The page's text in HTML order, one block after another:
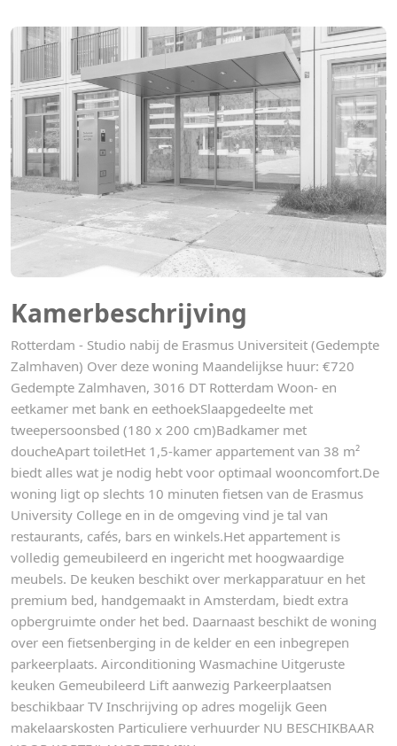
Kamerbeschrijving
Rotterdam - Studio nabij de Erasmus Universiteit (Gedempte
Zalmhaven) Over deze woning Maandelijkse huur: €720
Gedempte Zalmhaven, 3016 DT Rotterdam Woon- en
eetkamer met bank en eethoekSlaapgedeelte met
tweepersoonsbed (180 x 200 cm)Badkamer met
doucheApart toiletHet 1,5-kamer appartement van 38 m²
biedt alles wat je nodig hebt voor optimaal wooncomfort.De
woning ligt op slechts 10 minuten fietsen van de Erasmus
University College en in de omgeving vind je tal van
restaurants, cafés, bars en winkels.Het appartement is
volledig gemeubileerd en ingericht met hoogwaardige
meubels. De keuken beschikt over merkapparatuur en het
premium bed, handgemaakt in Amsterdam, biedt extra
opbergruimte onder het bed. Daarnaast beschikt de woning
over een fietsenberging in de kelder en een inbegrepen
parkeerplaats. Airconditioning Wasmachine Uitgeruste
keuken Gemeubileerd Lift aanwezig Parkeerplaatsen
beschikbaar TV Inschrijving op adres mogelijk Geen
makelaarskosten Particuliere verhuurder NU BESCHIKBAAR